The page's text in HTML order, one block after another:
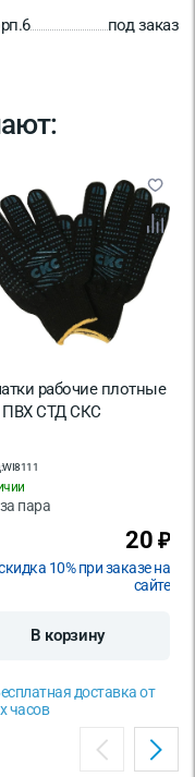
под заказ
рабочие плотные
ПВХ СТД СКС
WI8111
пара
20 ₽
10% при заказе на
сайте
В корзину
доставка от
часов